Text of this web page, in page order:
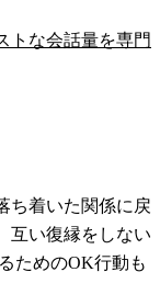
トな会話量を専門
ち着いた関係に戻
互い復縁をしない
ためのOK行動も